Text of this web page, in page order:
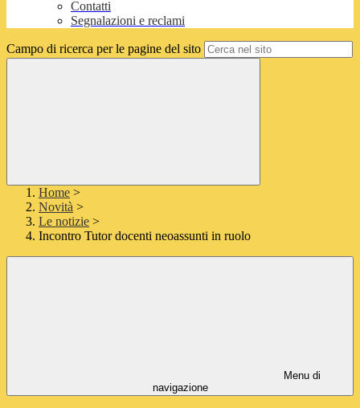
Contatti
Segnalazioni e reclami
Campo di ricerca per le pagine del sito
Home >
Novità >
Le notizie >
Incontro Tutor docenti neoassunti in ruolo
Menu di
navigazione